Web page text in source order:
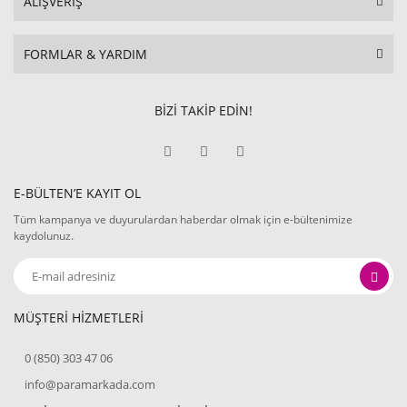
FORMLAR & YARDIM
BİZİ TAKİP EDİN!
E-BÜLTEN’E KAYIT OL
Tüm kampanya ve duyurulardan haberdar olmak için e-bültenimize
kaydolunuz.
MÜŞTERİ HİZMETLERİ
0 (850) 303 47 06
info@paramarkada.com